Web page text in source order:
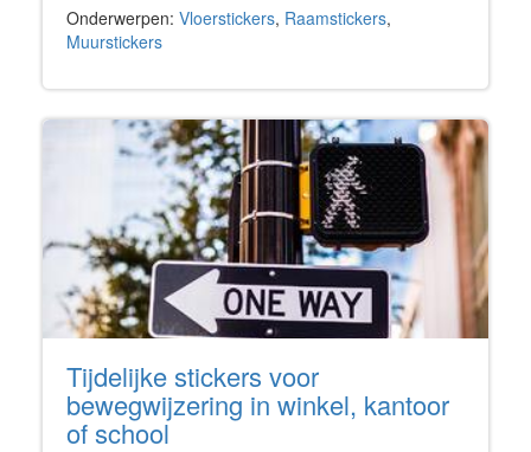
Onderwerpen: Vloerstickers, Raamstickers,
Muurstickers
Tijdelijke stickers voor
bewegwijzering in winkel, kantoor
of school